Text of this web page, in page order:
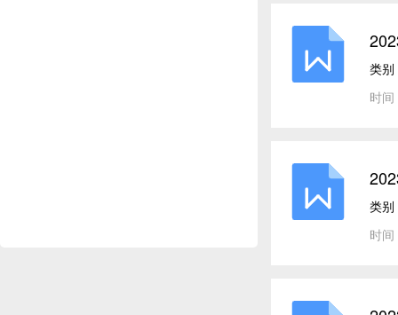
类别
时
类别
时